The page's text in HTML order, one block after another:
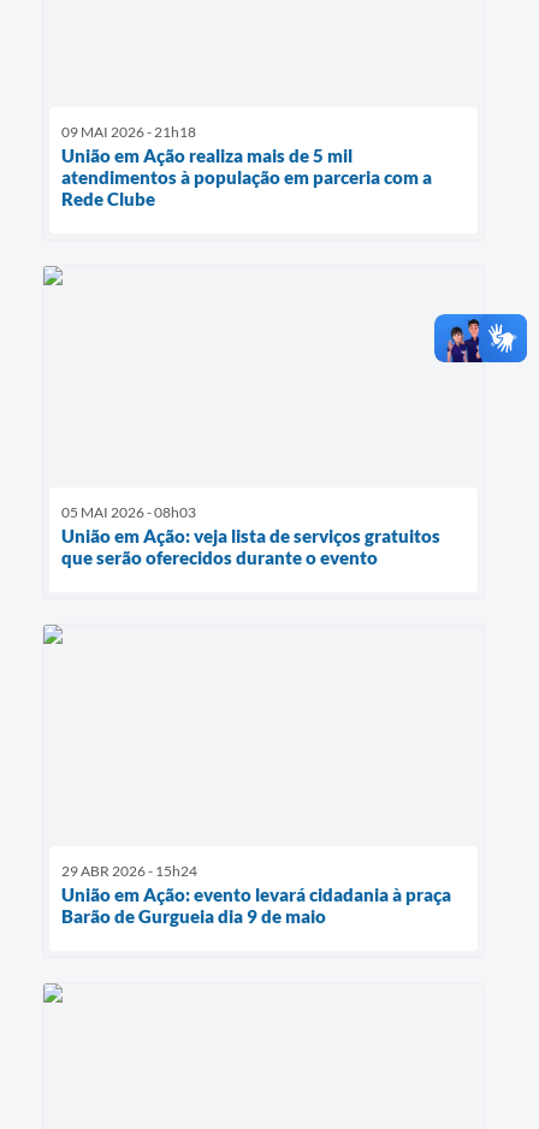
09 MAI 2026 - 21h18
União em Ação realiza mais de 5 mil
atendimentos à população em parceria com a
Rede Clube
05 MAI 2026 - 08h03
União em Ação: veja lista de serviços gratuitos
que serão oferecidos durante o evento
29 ABR 2026 - 15h24
União em Ação: evento levará cidadania à praça
Barão de Gurgueia dia 9 de maio